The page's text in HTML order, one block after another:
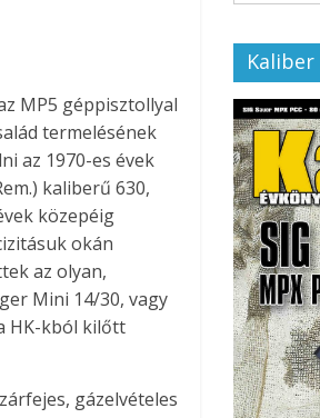
MP5 géppisztollyal
termelésének
az 1970-es évek
kaliberű 630,
közepéig
okán
az olyan,
Mini 14/30, vagy
HK-kból kilőtt
gázelvételes
Kaliber